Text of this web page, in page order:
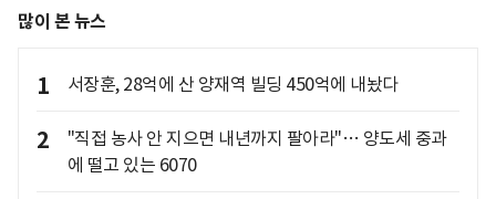
많이 본 뉴스
1 서장훈, 28억에 산 양재역 빌딩 450억에 내놨다
2
"직접 농사 안 지으면 내년까지 팔아라"… 양도세 중과
에 떨고 있는 6070